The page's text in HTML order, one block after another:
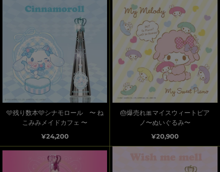
🩵残り数本🩵シナモロール 〜 ね
こみみメイドカフェ 〜
¥24,200
🎂爆売れ🎀マイスウィートピア
ノ〜ぬいぐるみ〜
¥20,900